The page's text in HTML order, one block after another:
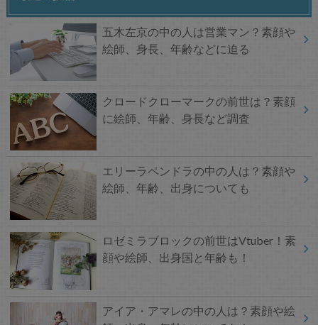
五木左京の中の人は営業マン？素顔や
絵師、身長、年齢などに迫る
クロードクローマークの前世は？素顔
に絵師、年齢、身長など調査
エリーラペンドラの中の人は？素顔や
絵師、年齢、出身についても
ロゼミラブロックの前世はVtuber！素
顔や絵師、出身国と年齢も！
アイア・アマレの中の人は？素顔や絵